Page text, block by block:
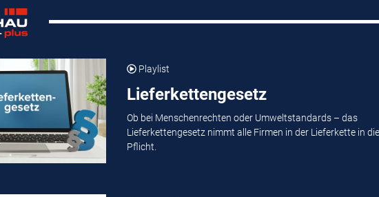
Playlist
Lieferkettengesetz
Ob bei Menschenrechten oder Umweltstandards – das
Lieferkettengesetz nimmt alle Firmen in der Lieferkette in die
Pflicht.